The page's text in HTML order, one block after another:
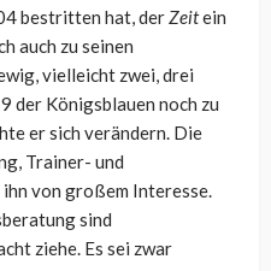
bestritten hat, derZeitein
auch zu seinen
vielleicht zwei, drei
der Königsblauen noch zu
er sich verändern. Die
Trainer- und
von großem Interesse.
sind
ziehe. Es sei zwar